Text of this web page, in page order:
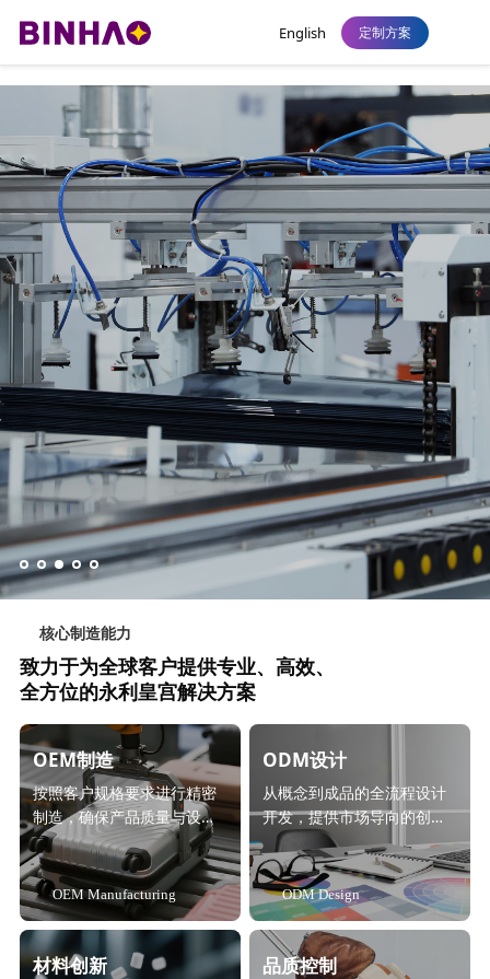
定制方案
English
永利皇宫赌场：为全球品牌提供永利皇宫
解决方案
以技术创新驱动制造战略，追求高品质发展
核心制造能力
致力于为全球客户提供专业、高效、
全方位的永利皇宫解决方案
OEM制造
按照客户规格要求进行精密
制造，确保产品质量与设计
一致性。
OEM Manufacturing
ODM设计
从概念到成品的全流程设计
开发，提供市场导向的创新
解决方案。
ODM Design
材料创新 品质控制